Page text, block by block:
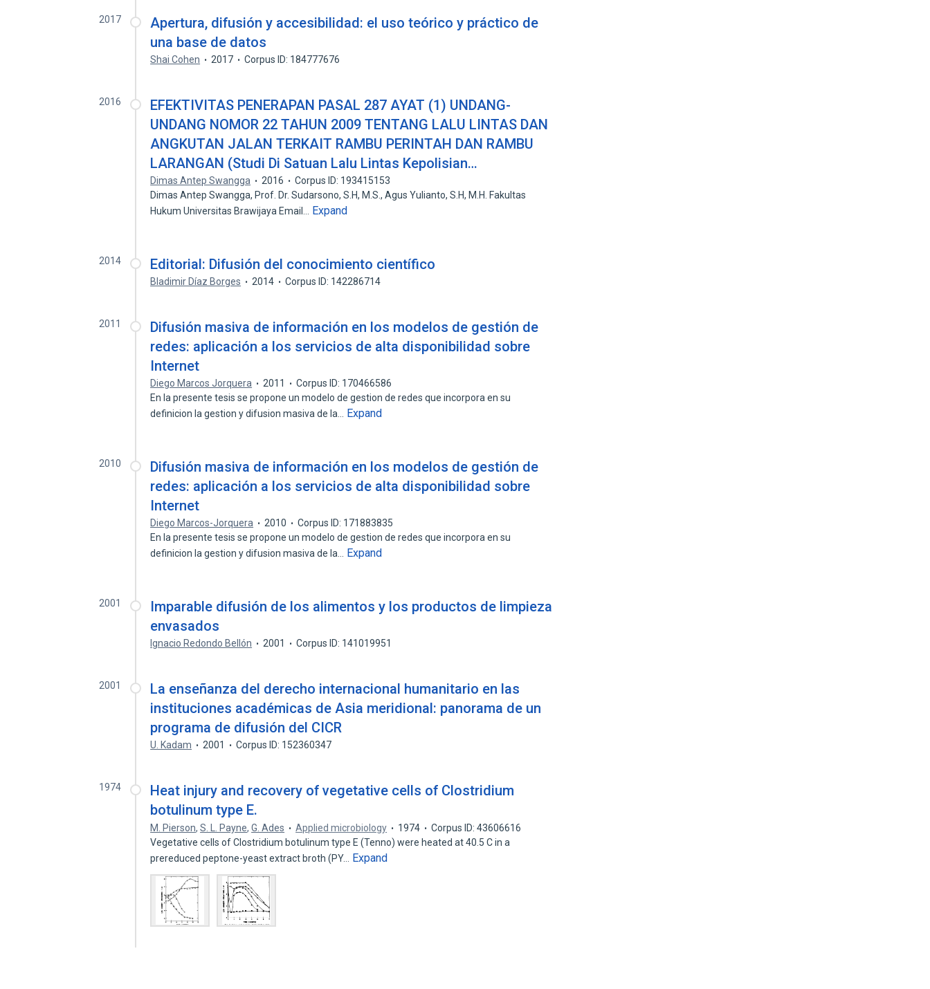
2017
Apertura, difusión y accesibilidad: el uso teórico y práctico de
una base de datos
Shai Cohen 2017 Corpus ID: 184777676
2016
EFEKTIVITAS PENERAPAN PASAL 287 AYAT (1) UNDANG-
UNDANG NOMOR 22 TAHUN 2009 TENTANG LALU LINTAS DAN
ANGKUTAN JALAN TERKAIT RAMBU PERINTAH DAN RAMBU
LARANGAN (Studi Di Satuan Lalu Lintas Kepolisian…
Dimas Antep Swangga 2016
Corpus ID: 193415153
Dimas Antep Swangga, Prof. Dr. Sudarsono, S.H, M.S., Agus Yulianto, S.H, M.H. Fakultas
Hukum Universitas Brawijaya Email…
Expand
2014 Editorial: Difusión del conocimiento científico
Bladimir Díaz Borges 2014 Corpus ID: 142286714
2011
Difusión masiva de información en los modelos de gestión de
redes: aplicación a los servicios de alta disponibilidad sobre
Internet
Diego Marcos Jorquera 2011
Corpus ID: 170466586
En la presente tesis se propone un modelo de gestion de redes que incorpora en su
definicion la gestion y difusion masiva de la…
Expand
2010
Difusión masiva de información en los modelos de gestión de
redes: aplicación a los servicios de alta disponibilidad sobre
Internet
Diego Marcos-Jorquera 2010
Corpus ID: 171883835
En la presente tesis se propone un modelo de gestion de redes que incorpora en su
definicion la gestion y difusion masiva de la…
Expand
2001
Imparable difusión de los alimentos y los productos de limpieza
envasados
Ignacio Redondo Bellón 2001 Corpus ID: 141019951
2001
La enseñanza del derecho internacional humanitario en las
instituciones académicas de Asia meridional: panorama de un
programa de difusión del CICR
U. Kadam 2001 Corpus ID: 152360347
1974
Heat injury and recovery of vegetative cells of Clostridium
botulinum type E.
M. Pierson,S. L. Payne,G. Ades Applied microbiology 1974
Corpus ID: 43606616
Vegetative cells of Clostridium botulinum type E (Tenno) were heated at 40.5 C in a
prereduced peptone-yeast extract broth (PY…
Expand